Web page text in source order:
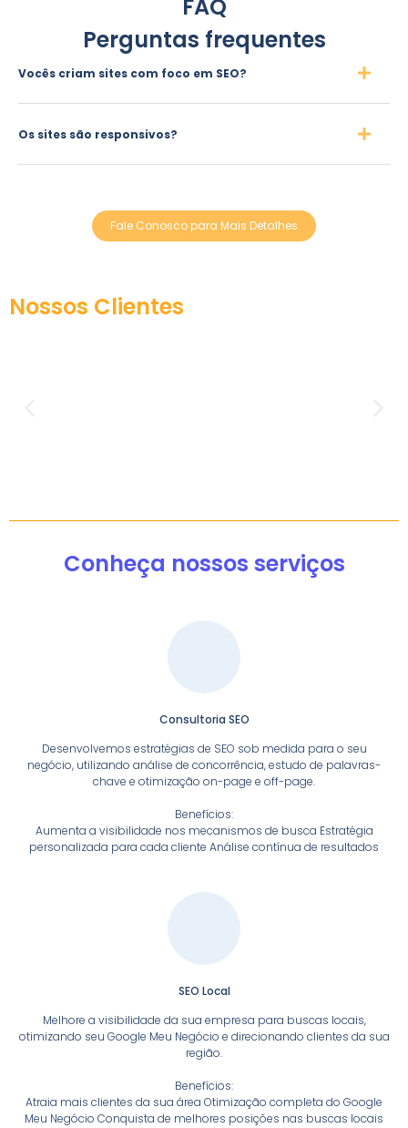
FAQ
Perguntas frequentes
Vocês criam sites com foco em SEO?
Os sites são responsivos?
Fale Conosco para Mais Detalhes
Nossos Clientes
Conheça nossos serviços
Consultoria SEO
Desenvolvemos estratégias de SEO sob medida para o seu
negócio, utilizando análise de concorrência, estudo de palavras-
chave e otimização on-page e off-page.
Benefícios:
Aumenta a visibilidade nos mecanismos de busca Estratégia
personalizada para cada cliente Análise contínua de resultados
SEO Local
Melhore a visibilidade da sua empresa para buscas locais,
otimizando seu Google Meu Negócio e direcionando clientes da sua
região.
Benefícios:
Atraia mais clientes da sua área Otimização completa do Google
Meu Negócio Conquista de melhores posições nas buscas locais